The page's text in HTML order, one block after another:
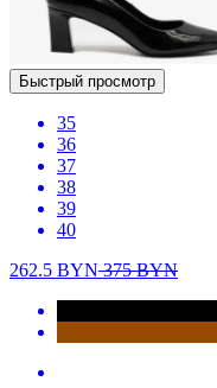
Быстрый просмотр
35
36
37
38
39
40
262.5 BYN375BYN